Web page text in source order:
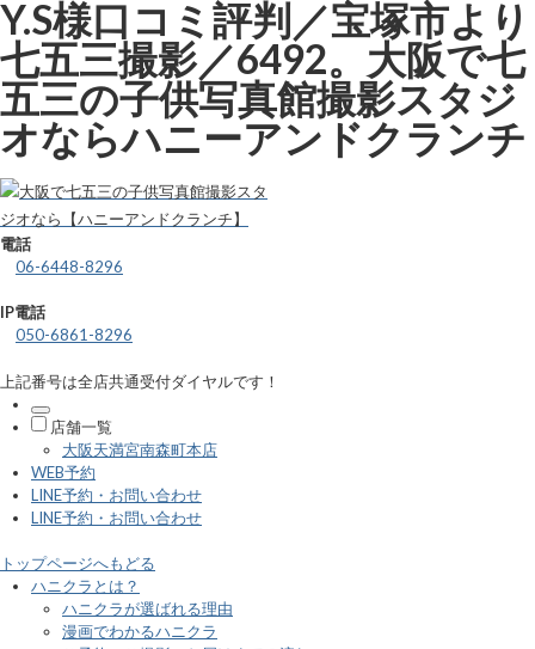
Y.S様口コミ評判／宝塚市より
七五三撮影／6492。大阪で七
五三の子供写真館撮影スタジ
オならハニーアンドクランチ
電話
06-6448-8296
IP電話
050-6861-8296
上記番号は全店共通受付ダイヤルです！
店舗一覧
大阪天満宮南森町本店
WEB予約
LINE予約・お問い合わせ
LINE予約・お問い合わせ
トップページへもどる
ハニクラとは？
ハニクラが選ばれる理由
漫画でわかるハニクラ